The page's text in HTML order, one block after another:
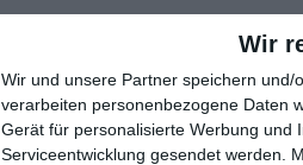
Wir
Wir und unsere Partner speichern
verarbeiten personenbezogene Daten
Gerät für personalisierte Werbung und
Serviceentwicklung gesendet werden.